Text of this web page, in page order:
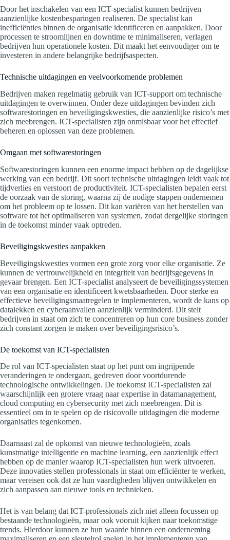
Door het inschakelen van een ICT-specialist kunnen bedrijven
aanzienlijke kostenbesparingen realiseren. De specialist kan
inefficiënties binnen de organisatie identificeren en aanpakken. Door
processen te stroomlijnen en downtime te minimaliseren, verlagen
bedrijven hun operationele kosten. Dit maakt het eenvoudiger om te
investeren in andere belangrijke bedrijfsaspecten.
Technische uitdagingen en veelvoorkomende problemen
Bedrijven maken regelmatig gebruik van ICT-support om technische
uitdagingen te overwinnen. Onder deze uitdagingen bevinden zich
softwarestoringen en beveiligingskwesties, die aanzienlijke risico’s met
zich meebrengen. ICT-specialisten zijn onmisbaar voor het effectief
beheren en oplossen van deze problemen.
Omgaan met softwarestoringen
Softwarestoringen kunnen een enorme impact hebben op de dagelijkse
werking van een bedrijf. Dit soort technische uitdagingen leidt vaak tot
tijdverlies en verstoort de productiviteit. ICT-specialisten bepalen eerst
de oorzaak van de storing, waarna zij de nodige stappen ondernemen
om het probleem op te lossen. Dit kan variëren van het herstellen van
software tot het optimaliseren van systemen, zodat dergelijke storingen
in de toekomst minder vaak optreden.
Beveiligingskwesties aanpakken
Beveiligingskwesties vormen een grote zorg voor elke organisatie. Ze
kunnen de vertrouwelijkheid en integriteit van bedrijfsgegevens in
gevaar brengen. Een ICT-specialist analyseert de beveiligingssystemen
van een organisatie en identificeert kwetsbaarheden. Door sterke en
effectieve beveiligingsmaatregelen te implementeren, wordt de kans op
datalekken en cyberaanvallen aanzienlijk verminderd. Dit stelt
bedrijven in staat om zich te concentreren op hun core business zonder
zich constant zorgen te maken over beveiligingsrisico’s.
De toekomst van ICT-specialisten
De rol van ICT-specialisten staat op het punt om ingrijpende
veranderingen te ondergaan, gedreven door voortdurende
technologische ontwikkelingen. De toekomst ICT-specialisten zal
waarschijnlijk een grotere vraag naar expertise in datamanagement,
cloud computing en cybersecurity met zich meebrengen. Dit is
essentieel om in te spelen op de risicovolle uitdagingen die moderne
organisaties tegenkomen.
Daarnaast zal de opkomst van nieuwe technologieën, zoals
kunstmatige intelligentie en machine learning, een aanzienlijk effect
hebben op de manier waarop ICT-specialisten hun werk uitvoeren.
Deze innovaties stellen professionals in staat om efficiënter te werken,
maar vereisen ook dat ze hun vaardigheden blijven ontwikkelen en
zich aanpassen aan nieuwe tools en technieken.
Het is van belang dat ICT-professionals zich niet alleen focussen op
bestaande technologieën, maar ook vooruit kijken naar toekomstige
trends. Hierdoor kunnen ze hun waarde binnen een onderneming